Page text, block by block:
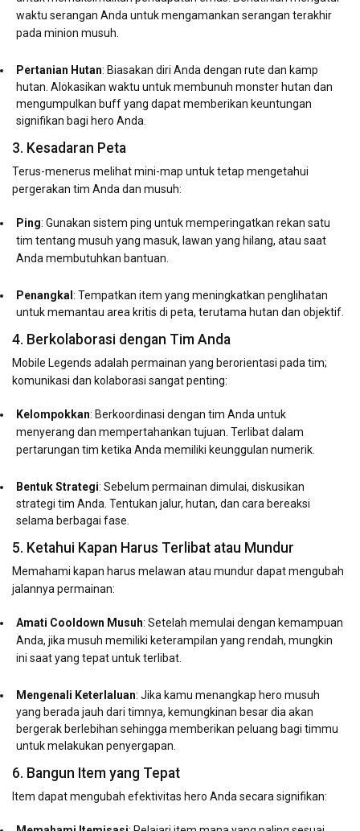
waktu serangan Anda untuk mengamankan serangan terakhir
pada minion musuh.
Pertanian Hutan: Biasakan diri Anda dengan rute dan kamp
hutan. Alokasikan waktu untuk membunuh monster hutan dan
mengumpulkan buff yang dapat memberikan keuntungan
signifikan bagi hero Anda.
3. Kesadaran Peta
Terus-menerus melihat mini-map untuk tetap mengetahui
pergerakan tim Anda dan musuh:
Ping: Gunakan sistem ping untuk memperingatkan rekan satu
tim tentang musuh yang masuk, lawan yang hilang, atau saat
Anda membutuhkan bantuan.
Penangkal : Tempatkan item yang meningkatkan penglihatan
untuk memantau area kritis di peta, terutama hutan dan objektif.
4. Berkolaborasi dengan Tim Anda
Mobile Legends adalah permainan yang berorientasi pada tim;
komunikasi dan kolaborasi sangat penting:
Kelompokkan: Berkoordinasi dengan tim Anda untuk
menyerang dan mempertahankan tujuan. Terlibat dalam
pertarungan tim ketika Anda memiliki keunggulan numerik.
Bentuk Strategi: Sebelum permainan dimulai, diskusikan
strategi tim Anda. Tentukan jalur, hutan, dan cara bereaksi
selama berbagai fase.
5. Ketahui Kapan Harus Terlibat atau Mundur
Memahami kapan harus melawan atau mundur dapat mengubah
jalannya permainan:
Amati Cooldown Musuh: Setelah memulai dengan kemampuan
Anda, jika musuh memiliki keterampilan yang rendah, mungkin
ini saat yang tepat untuk terlibat.
Mengenali Keterlaluan: Jika kamu menangkap hero musuh
yang berada jauh dari timnya, kemungkinan besar dia akan
bergerak berlebihan sehingga memberikan peluang bagi timmu
untuk melakukan penyergapan.
6. Bangun Item yang Tepat
Item dapat mengubah efektivitas hero Anda secara signifikan: